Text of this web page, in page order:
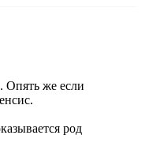
Опять же если
род